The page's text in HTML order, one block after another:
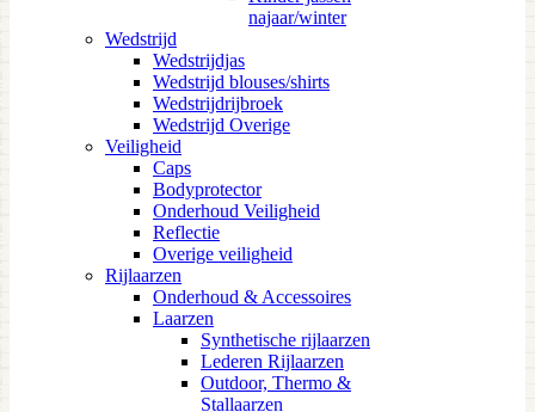
najaar/winter
Wedstrijd
Wedstrijdjas
Wedstrijd blouses/shirts
Wedstrijdrijbroek
Wedstrijd Overige
Veiligheid
Caps
Bodyprotector
Onderhoud Veiligheid
Reflectie
Overige veiligheid
Rijlaarzen
Onderhoud & Accessoires
Laarzen
Synthetische rijlaarzen
Lederen Rijlaarzen
Outdoor, Thermo &
Stallaarzen